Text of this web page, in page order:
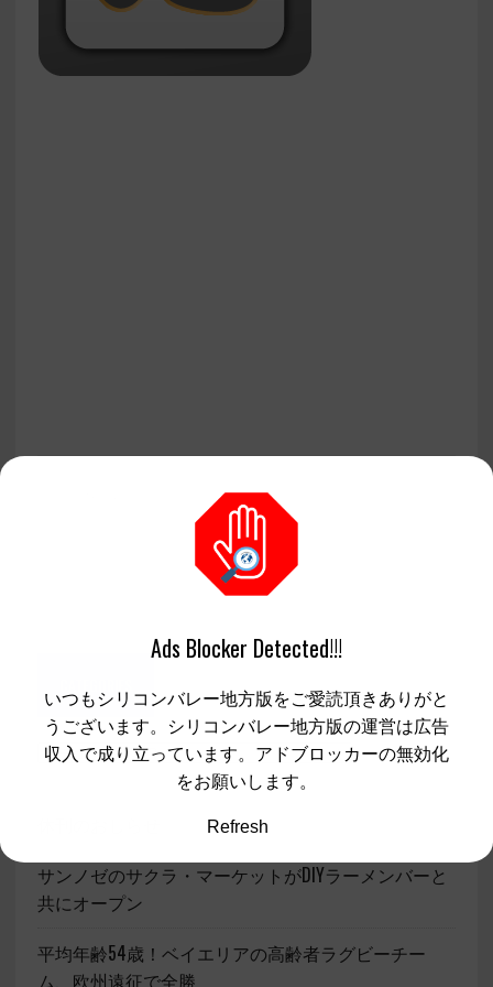
サンノゼのサクラ・マーケットがDIYラーメンバーと
共にオープン
平均年齢54歳！ベイエリアの高齢者ラグビーチー
ム、欧州遠征で全勝
Ads Blocker Detected!!!
いつもシリコンバレー地方版をご愛読頂きありがと
うございます。シリコンバレー地方版の運営は広告
収入で成り立っています。アドブロッカーの無効化
をお願いします。
Refresh